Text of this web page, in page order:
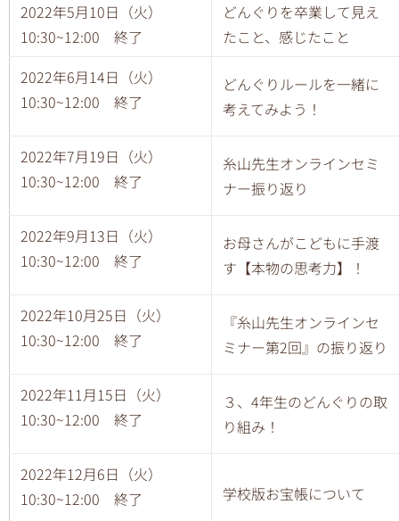
2022年5月10日（火）
10:30~12:00 終了
どんぐりを卒業して見え
たこと、感じたこと
2022年6月14日（火）
10:30~12:00 終了
どんぐりルールを一緒に
考えてみよう！
2022年7月19日（火）
10:30~12:00 終了
糸山先生オンラインセミ
ナー振り返り
2022年9月13日（火）
10:30~12:00 終了
お母さんがこどもに手渡
す【本物の思考力】！
2022年10月25日（火）
10:30~12:00 終了
『糸山先生オンラインセ
ミナー第2回』の振り返り
2022年11月15日（火）
10:30~12:00 終了
３、4年生のどんぐりの取
り組み！
2022年12月6日（火）
10:30~12:00 終了
学校版お宝帳について